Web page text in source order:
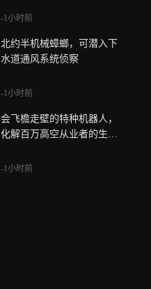
-1小时前
北约半机械蟑螂，可潜入下
水道通风系统侦察
-1小时前
会飞檐走壁的特种机器人，
化解百万高空从业者的生死
-1小时前